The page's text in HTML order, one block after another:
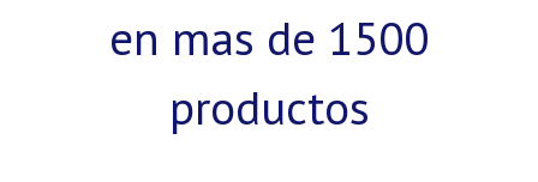
en mas de 1500
productos